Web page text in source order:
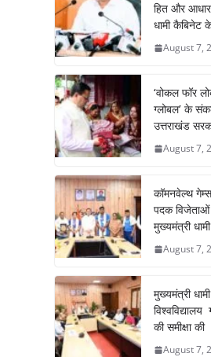
हित और
धामी कैबिनेट
August 7,
‘वोकल फॉर
ग्लोबल’ के
उत्तराखंड
August 7,
कॉमनवेल्थ
पदक विजेताओं
मुख्यमंत्री
August 7,
मुख्यमंत्री
विश्वविद्यालय
की समीक्षा की
August 7,